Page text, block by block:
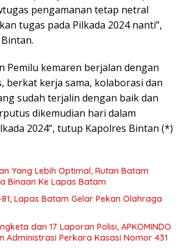
pengamanan tetap netral
tugas pada Pilkada 2024 nanti”,
Pemilu kemaren berjalan dengan
berkat kerja sama, kolaborasi dan
sudah terjalin dengan baik dan
dikemudian hari dalam
2024”, tutup Kapolres Bintan (*)
Yang Lebih Optimal, Rutan Batam
Binaan Ke Lapas Batam
Lapas Batam Gelar Pekan Olahraga
dan 17 Laporan Polisi, APKOMINDO
Administrasi Perkara Kasasi Nomor 431